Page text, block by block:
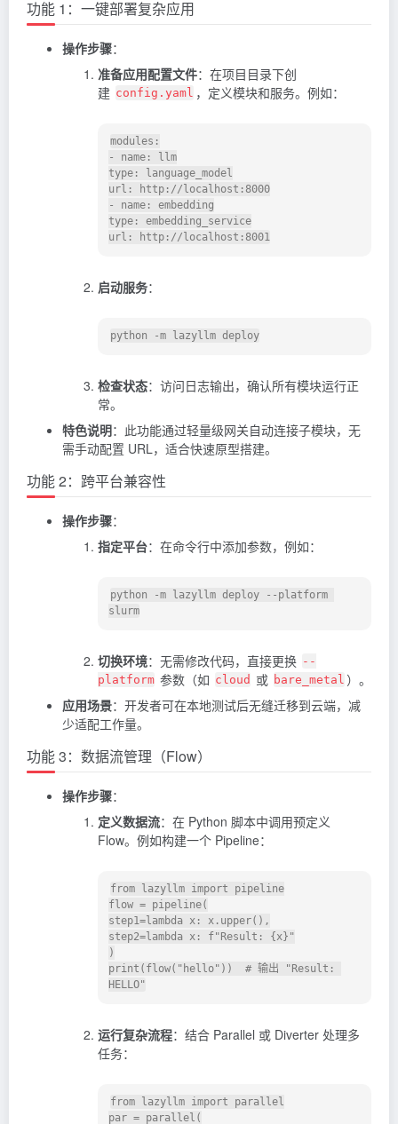
功能 1：一键部署复杂应用
操作步骤：
准备应用配置文件：在项目目录下创
建 config.yaml ，定义模块和服务。例如：
modules:
- name: llm
type: language_model
url: http://localhost:8000
- name: embedding
type: embedding_service
启动服务：
检查状态：访问日志输出，确认所有模块运行正
常。
特色说明：此功能通过轻量级网关自动连接子模块，无
需手动配置 URL，适合快速原型搭建。
功能 2：跨平台兼容性
操作步骤：
指定平台：在命令行中添加参数，例如：
python -m lazyllm deploy --platform
切换环境：无需修改代码，直接更换 --
platform 参数（如 cloud 或 bare_metal ）。
应用场景：开发者可在本地测试后无缝迁移到云端，减
少适配工作量。
功能 3：数据流管理（Flow）
操作步骤：
定义数据流：在 Python 脚本中调用预定义
Flow。例如构建一个 Pipeline：
from lazyllm import pipeline
flow = pipeline(
step1=lambda x: x.upper(),
step2=lambda x: f"Result: {x}"
)
print(flow("hello"))  # 输出 "Result:
运行复杂流程：结合 Parallel 或 Diverter 处理多
任务：
from lazyllm import parallel
par = parallel(